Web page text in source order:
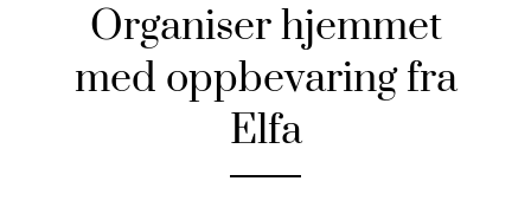
Organiser hjemmet
med oppbevaring fra
Elfa